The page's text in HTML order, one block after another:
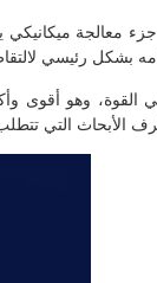
جزء معالجة
القوة، وهو أقوى